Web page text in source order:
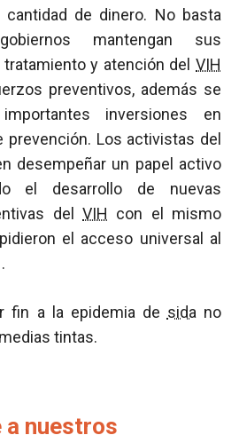
cantidad de dinero. No basta
mantengan sus
y atención del VIH
preventivos, además se
inversiones en
prevención. Los activistas del
desempeñar un papel activo
el desarrollo de nuevas
del VIH con el mismo
el acceso universal al
fin a la epidemia de sida no
tintas.
nuestros